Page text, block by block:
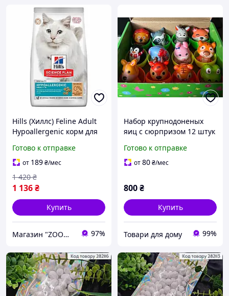
Hills (Хиллс) Feline Adult
Hypoallergenic корм для
насекомыми, 1.5 кг
Готово к отправке
от 189₴/мес
1 136₴
1 420 ₴
Купить
Магазин "ZOOMAA" 97%
Набор крупнодоненых
яиц с сюрпризом 12 штук
Готово к отправке
от80₴/мес
800₴
Купить
Товари для дому 99%